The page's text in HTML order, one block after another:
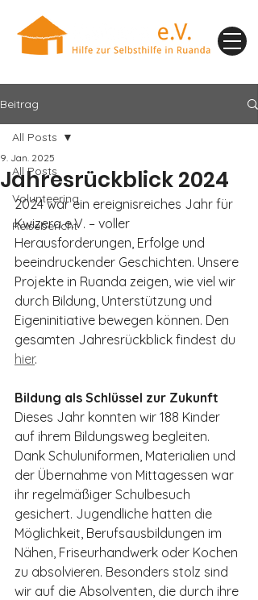
Beitrag
All Posts
Volunteering
Reisebericht
All Posts
Jahresrückblick 2024
9. Jan. 2025
2024 war ein ereignisreiches Jahr für
Kwizera e.V. – voller
Herausforderungen, Erfolge und
beeindruckender Geschichten. Unsere
Projekte in Ruanda zeigen, wie viel wir
durch Bildung, Unterstützung und
Eigeninitiative bewegen können. Den
gesamten Jahresrückblick findest du
hier.
Bildung als Schlüssel zur Zukunft
Dieses Jahr konnten wir 188 Kinder
auf ihrem Bildungsweg begleiten.
Dank Schuluniformen, Materialien und
der Übernahme von Mittagessen war
ihr regelmäßiger Schulbesuch
gesichert. Jugendliche hatten die
Möglichkeit, Berufsausbildungen im
Nähen, Friseurhandwerk oder Kochen
zu absolvieren. Besonders stolz sind
wir auf die Absolventen, die durch ihre